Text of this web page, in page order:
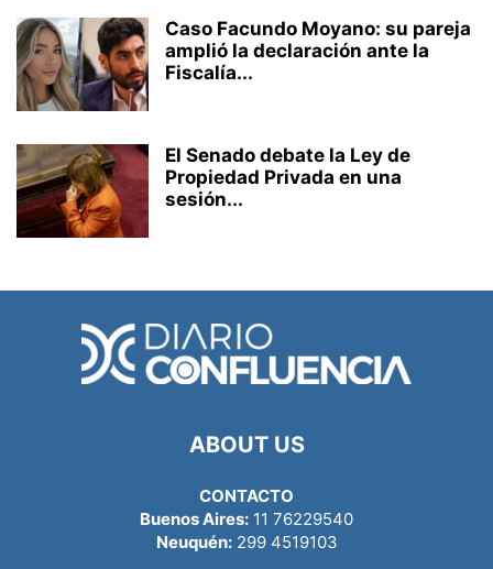
Caso Facundo Moyano: su pareja
amplió la declaración ante la
Fiscalía...
El Senado debate la Ley de
Propiedad Privada en una
sesión...
ABOUT US
CONTACTO
Buenos Aires: 11 76229540
Neuquén:299 4519103